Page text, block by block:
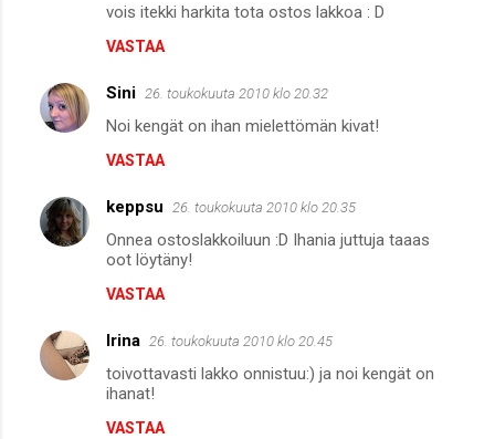
vois itekki harkita tota ostos lakkoa : D
VASTAA
Sini 26. toukokuuta 2010 klo 20.32
Noi kengät on ihan mielettömän kivat!
VASTAA
keppsu 26. toukokuuta 2010 klo 20.35
Onnea ostoslakkoiluun :D Ihania juttuja taaas
oot löytäny!
VASTAA
Irina 26. toukokuuta 2010 klo 20.45
toivottavasti lakko onnistuu:) ja noi kengät on
ihanat!
VASTAA